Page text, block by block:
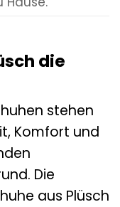
die
stehen
Komfort und
Die
aus Plüsch